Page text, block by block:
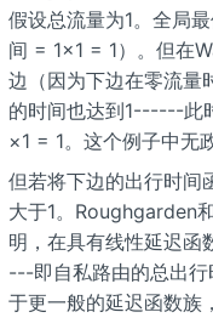
假设总流量为1。全局
间 = 1×1 = 1）。但在
边（因为下边在零流量
的时间也达到1------此
×1 = 1。这个例子中无
但若将下边的出行时间
大于1。Roughgarden
明，在具有线性延迟
---即自私路由的总出
于更一般的延迟函数族